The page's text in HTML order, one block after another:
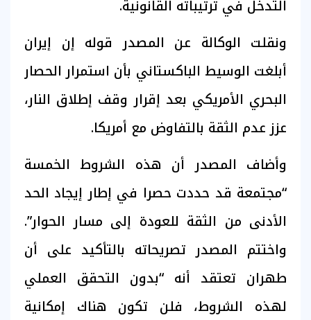
التدخل في ترتيباته القانونية.
ونقلت الوكالة عن المصدر قوله إن إيران
أبلغت الوسيط الباكستاني بأن استمرار الحصار
البحري الأمريكي بعد إقرار وقف إطلاق النار،
عزز عدم الثقة بالتفاوض مع أمريكا.
وأضاف المصدر أن هذه الشروط الخمسة
“مجتمعة قد حددت حصرا في إطار إيجاد الحد
الأدنى من الثقة للعودة إلى مسار الحوار”.
واختتم المصدر تصريحاته بالتأكيد على أن
طهران تعتقد أنه “بدون التحقق العملي
لهذه الشروط، فلن تكون هناك إمكانية